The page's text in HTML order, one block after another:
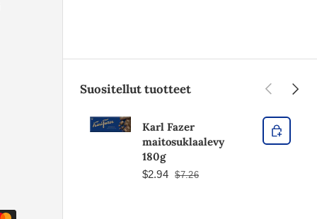
Suositellut tuotteet Edellinen
Karl Fazer
maitosuklaalevy
180g
$2.94 $7.26